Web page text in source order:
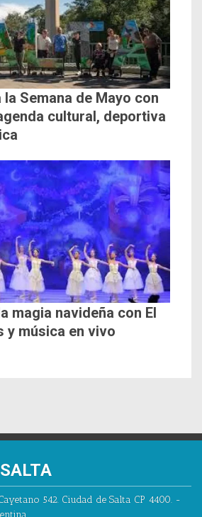
Semana de Mayo con
cultural, deportiva
magia navideña con El
y música en vivo
542. Ciudad de Salta CP 4400. -